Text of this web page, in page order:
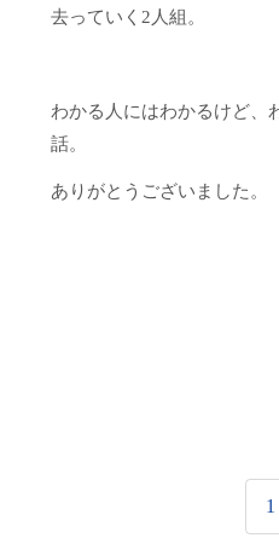
去っていく2人組。
わかる人にはわかるけど、
話。
ありがとうございました。
1